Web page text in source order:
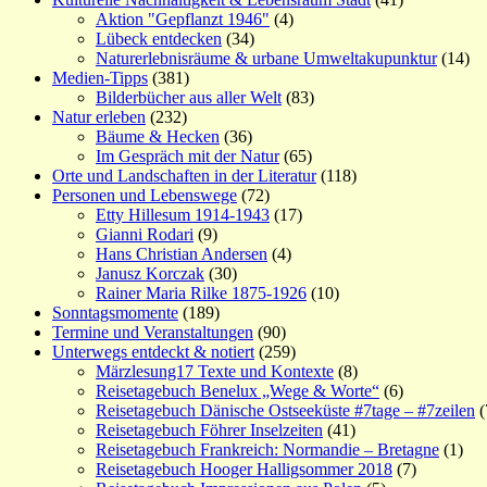
Aktion "Gepflanzt 1946" (4)
Lübeck entdecken (34)
Naturerlebnisräume & urbane Umweltakupunktur(14)
Medien-Tipps (381)
Bilderbücher aus aller Welt (83)
Natur erleben (232)
Bäume & Hecken (36)
Im Gespräch mit der Natur(65)
Orte und Landschaften in der Literatur(118)
Personen und Lebenswege (72)
Etty Hillesum 1914-1943 (17)
Gianni Rodari (9)
Hans Christian Andersen (4)
Janusz Korczak (30)
Rainer Maria Rilke 1875-1926 (10)
Sonntagsmomente (189)
Termine und Veranstaltungen (90)
Unterwegs entdeckt & notiert (259)
Märzlesung17 Texte und Kontexte (8)
Reisetagebuch Benelux „Wege & Worte“ (6)
Reisetagebuch Dänische Ostseeküste #7tage – #7zeilen
Reisetagebuch Föhrer Inselzeiten (41)
Reisetagebuch Frankreich: Normandie – Bretagne (1)
Reisetagebuch Hooger Halligsommer 2018 (7)